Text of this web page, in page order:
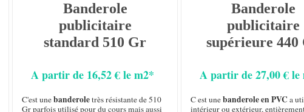
Banderole
publicitaire
standard 510 Gr
A partir de 16,52 € le m2*
C'est unebanderoletrès résistante de 510
Gr parfois utilisé pour du cours mais aussi
Banderole
publicitaire
supérieure 440
A partir de 27,00 € le
C est unebanderole en PVC a
intérieur ou extérieur,